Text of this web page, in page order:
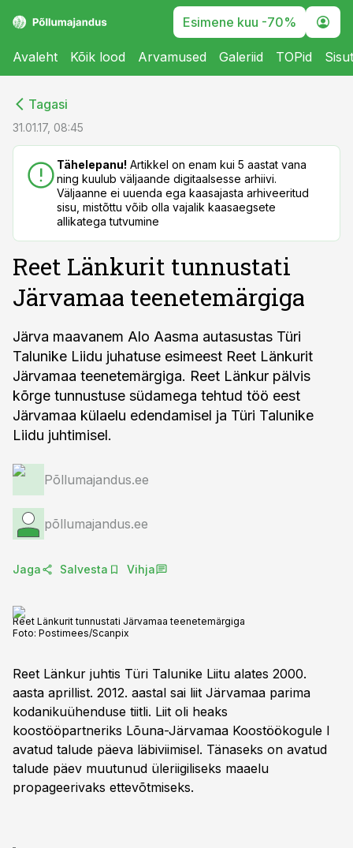
Esimene kuu -70%
Avaleht Kõik lood Arvamused Galeriid TOPid
Tagasi
31.01.17, 08:45
Tähelepanu! Artikkel on enam kui 5 aastat vana
ning kuulub väljaande digitaalsesse arhiivi.
Väljaanne ei uuenda ega kaasajasta arhiveeritud
sisu, mistõttu võib olla vajalik kaasaegsete
allikatega tutvumine
Reet Länkurit tunnustati
Järvamaa teenetemärgiga
Järva maavanem Alo Aasma autasustas Türi
Talunike Liidu juhatuse esimeest Reet Länkurit
Järvamaa teenetemärgiga. Reet Länkur pälvis
kõrge tunnustuse südamega tehtud töö eest
Järvamaa külaelu edendamisel ja Türi Talunike
Liidu juhtimisel.
Põllumajandus.ee
põllumajandus.ee
Jaga Salvesta Vihja
Reet Länkurit tunnustati Järvamaa teenetemärgiga
Foto: Postimees/Scanpix
Reet Länkur juhtis Türi Talunike Liitu alates 2000.
aasta aprillist. 2012. aastal sai liit Järvamaa parima
kodanikuühenduse tiitli. Liit oli heaks
koostööpartneriks Lõuna-Järvamaa Koostöökogule I
avatud talude päeva läbiviimisel. Tänaseks on avatud
talude päev muutunud üleriigiliseks maaelu
propageerivaks ettevõtmiseks.